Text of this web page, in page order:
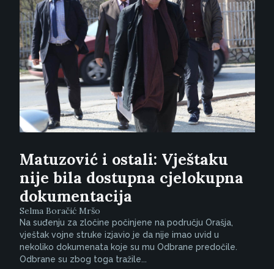
Matuzović i ostali: Vještaku
nije bila dostupna cjelokupna
dokumentacija
Selma Boračić Mršo
Na suđenju za zločine počinjene na području Orašja,
vještak vojne struke izjavio je da nije imao uvid u
nekoliko dokumenata koje su mu Odbrane predočile.
Odbrane su zbog toga tražile...